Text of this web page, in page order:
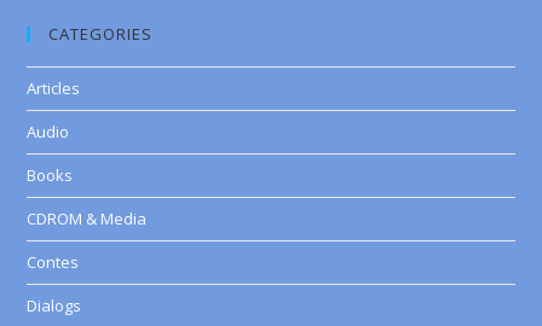
CATEGORIES
Articles
Audio
Books
CDROM & Media
Contes
Dialogs